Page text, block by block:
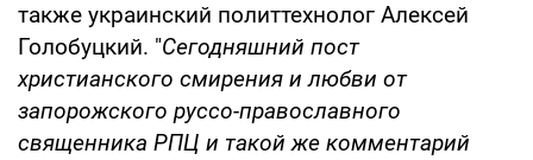
также украинский политтехнолог Алексей
Голобуцкий. "Сегодняшний пост
христианского смирения и любви от
запорожского руссо-православного
священника РПЦ и такой же комментарий